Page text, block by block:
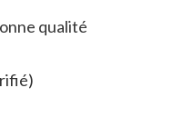
qualité